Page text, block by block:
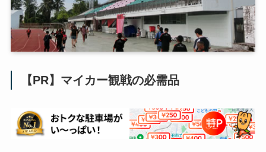
【PR】マイカー観戦の必需品